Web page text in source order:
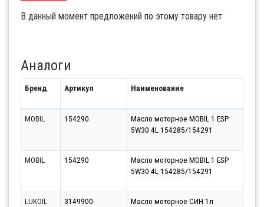
В данный момент предложений по этому товару нет
Аналоги
Бренд Артикул Наименование
MOBIL 154290
Масло моторное MOBIL 1 ESP
5W30 4L 154285/154291
MOBIL
154290
Масло моторное MOBIL 1 ESP
5W30 4L 154285/154291
LUKOIL
3149900
Масло моторное СИН 1л